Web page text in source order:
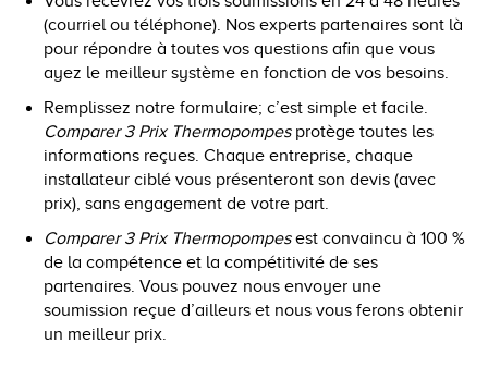
(courriel ou téléphone). Nos experts partenaires sont là
pour répondre à toutes vos questions afin que vous
ayez le meilleur système en fonction de vos besoins.
Remplissez notre formulaire; c’est simple et facile.
Comparer 3 Prix Thermopompesprotège toutes les
informations reçues. Chaque entreprise, chaque
installateur ciblé vous présenteront son devis (avec
prix), sans engagement de votre part.
Comparer 3 Prix Thermopompesest convaincu à 100 %
de la compétence et la compétitivité de ses
partenaires. Vous pouvez nous envoyer une
soumission reçue d’ailleurs et nous vous ferons obtenir
un meilleur prix.